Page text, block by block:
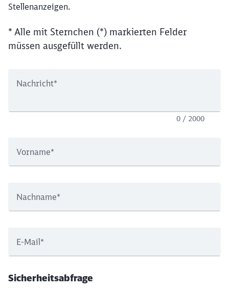
Stellenanzeigen.
* Alle mit Sternchen (*) markierten Felder
müssen ausgefüllt werden.
Nachricht*
0 / 2000
Vorname*
Nachname*
E-Mail*
Sicherheitsabfrage